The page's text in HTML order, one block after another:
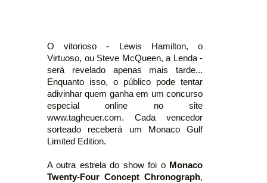
O vitorioso - Lewis Hamilton, o
Virtuoso, ou Steve McQueen, a Lenda -
será revelado apenas mais tarde...
Enquanto isso, o público pode tentar
adivinhar quem ganha em um concurso
especial online no site
www.tagheuer.com. Cada vencedor
sorteado receberá um Monaco Gulf
Limited Edition.
A outra estrela do show foi o Monaco
Twenty-Four Concept Chronograph,